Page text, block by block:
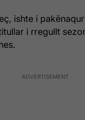
ishte i
i rregullt